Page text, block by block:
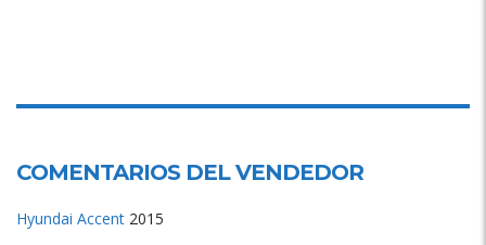
COMENTARIOS DEL VENDEDOR
Hyundai Accent 2015